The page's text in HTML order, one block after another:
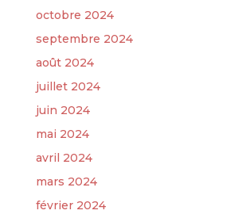
octobre 2024
septembre 2024
août 2024
juillet 2024
juin 2024
mai 2024
avril 2024
mars 2024
février 2024